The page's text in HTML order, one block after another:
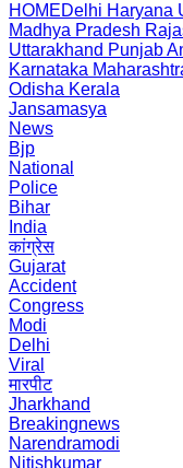
HOMEDelhi Haryana
Madhya Pradesh
Uttarakhand Punjab
Karnataka
Odisha Kerala
Jansamasya
News
Bjp
National
Police
Bihar
India
कांग्रेस
Gujarat
Accident
Congress
Modi
Delhi
Viral
मारपीट
Jharkhand
Breakingnews
Narendramodi
Nitishkumar